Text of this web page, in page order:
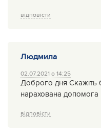
відповісти
Людмила
02.07.2021 о 14:25
Доброго дня Скажіть
нарахована допомога
відповісти